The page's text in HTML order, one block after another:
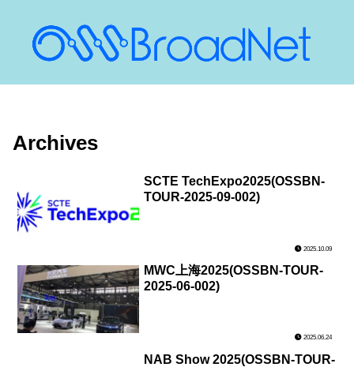
Archives
SCTE TechExpo2025(OSSBN-
TOUR-2025-09-002)
2025.10.09
MWC上海2025(OSSBN-TOUR-
2025-06-002)
2025.06.24
NAB Show 2025(OSSBN-TOUR-